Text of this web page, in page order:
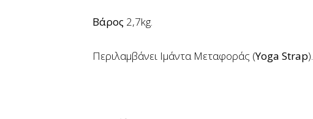
Βάρος 2,7kg.
Περιλαμβάνει Ιμάντα Μεταφοράς (Yoga Strap).